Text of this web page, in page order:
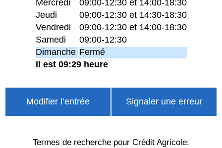
Mercredi
09:00-12:30 et 14:00-18:30
Jeudi
09:00-12:30 et 14:30-18:30
Vendredi
09:00-12:30 et 14:00-18:30
Samedi
09:00-12:30
Dimanche Fermé
Il est 09:29 heure
Modifier l’entrée Signaler une erreur
Termes de recherche pour Crédit Agricole: